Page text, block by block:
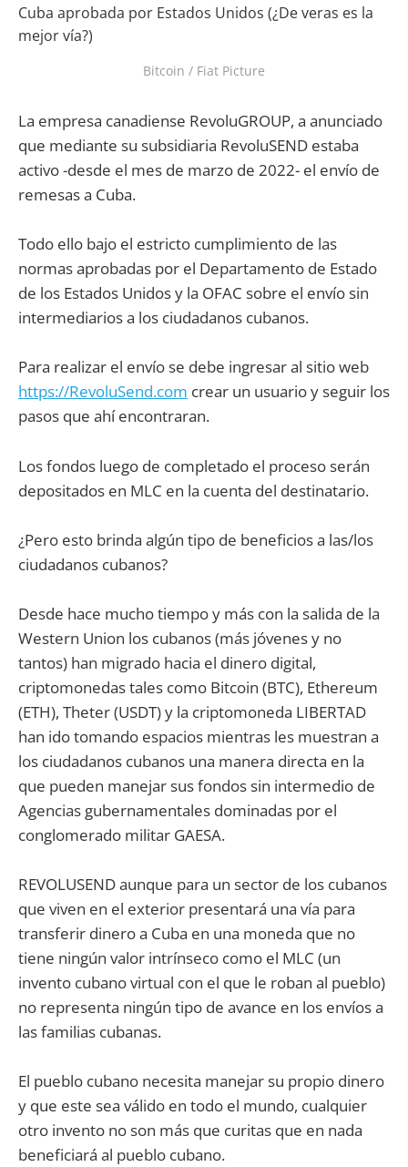
Bitcoin / Fiat Picture
La empresa canadiense RevoluGROUP, a anunciado
que mediante su subsidiaria RevoluSEND estaba
activo -desde el mes de marzo de 2022- el envío de
remesas a Cuba.
Todo ello bajo el estricto cumplimiento de las
normas aprobadas por el Departamento de Estado
de los Estados Unidos y la OFAC sobre el envío sin
intermediarios a los ciudadanos cubanos.
Para realizar el envío se debe ingresar al sitio web
https://RevoluSend.com crear un usuario y seguir los
pasos que ahí encontraran.
Los fondos luego de completado el proceso serán
depositados en MLC en la cuenta del destinatario.
¿Pero esto brinda algún tipo de beneficios a las/los
ciudadanos cubanos?
Desde hace mucho tiempo y más con la salida de la
Western Union los cubanos (más jóvenes y no
tantos) han migrado hacia el dinero digital,
criptomonedas tales como Bitcoin (BTC), Ethereum
(ETH), Theter (USDT) y la criptomoneda LIBERTAD
han ido tomando espacios mientras les muestran a
los ciudadanos cubanos una manera directa en la
que pueden manejar sus fondos sin intermedio de
Agencias gubernamentales dominadas por el
conglomerado militar GAESA.
REVOLUSEND aunque para un sector de los cubanos
que viven en el exterior presentará una vía para
transferir dinero a Cuba en una moneda que no
tiene ningún valor intrínseco como el MLC (un
invento cubano virtual con el que le roban al pueblo)
no representa ningún tipo de avance en los envíos a
las familias cubanas.
El pueblo cubano necesita manejar su propio dinero
y que este sea válido en todo el mundo, cualquier
otro invento no son más que curitas que en nada
beneficiará al pueblo cubano.